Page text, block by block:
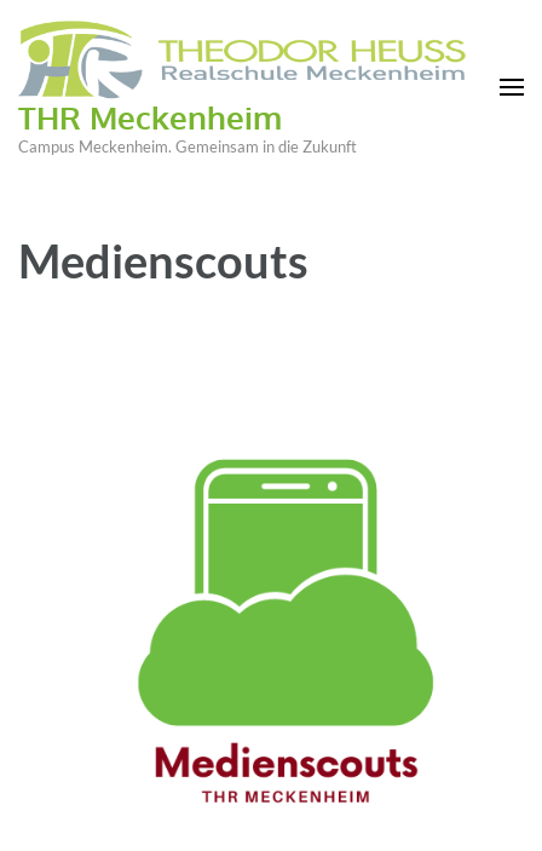
THR Meckenheim
Campus Meckenheim. Gemeinsam in die Zukunft
Medienscouts